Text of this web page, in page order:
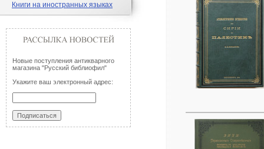
Книги на иностранных языках
Новые поступления антикварного
магазина "Русский библиофил"
Укажите ваш электронный адрес: